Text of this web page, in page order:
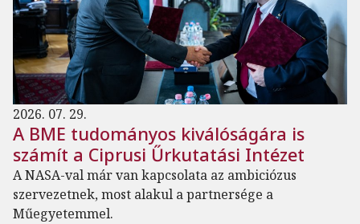
2026. 07. 29.
A BME tudományos kiválóságára is
számít a Ciprusi Űrkutatási Intézet
A NASA-val már van kapcsolata az ambiciózus
szervezetnek, most alakul a partnersége a
Műegyetemmel.